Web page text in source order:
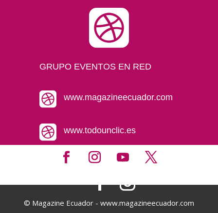

GRUPO EVENTOS EN RED
 www.magazineecuador.com
 www.todounclic.es
© Magazine Ecuador - www.magazineecuador.com